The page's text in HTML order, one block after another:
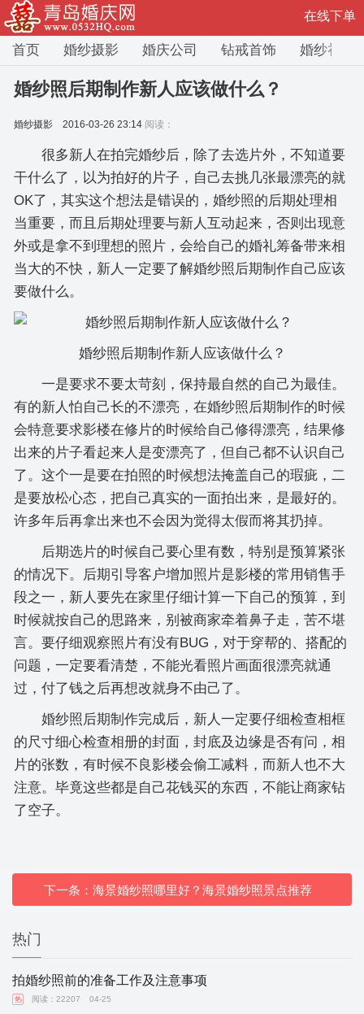
在线下单
首页 婚纱摄影 婚庆公司 钻戒首饰 婚纱礼服
婚纱照后期制作新人应该做什么？
婚纱摄影 2016-03-26 23:14 阅读：
很多新人在拍完婚纱后，除了去选片外，不知道要
干什么了，以为拍好的片子，自己去挑几张最漂亮的就
OK了，其实这个想法是错误的，婚纱照的后期处理相
当重要，而且后期处理要与新人互动起来，否则出现意
外或是拿不到理想的照片，会给自己的婚礼筹备带来相
当大的不快，新人一定要了解婚纱照后期制作自己应该
要做什么。
婚纱照后期制作新人应该做什么？
一是要求不要太苛刻，保持最自然的自己为最佳。
有的新人怕自己长的不漂亮，在婚纱照后期制作的时候
会特意要求影楼在修片的时候给自己修得漂亮，结果修
出来的片子看起来人是变漂亮了，但自己都不认识自己
了。这个一是要在拍照的时候想法掩盖自己的瑕疵，二
是要放松心态，把自己真实的一面拍出来，是最好的。
许多年后再拿出来也不会因为觉得太假而将其扔掉。
后期选片的时候自己要心里有数，特别是预算紧张
的情况下。后期引导客户增加照片是影楼的常用销售手
段之一，新人要先在家里仔细计算一下自己的预算，到
时候就按自己的思路来，别被商家牵着鼻子走，苦不堪
言。要仔细观察照片有没有BUG，对于穿帮的、搭配的
问题，一定要看清楚，不能光看照片画面很漂亮就通
过，付了钱之后再想改就身不由己了。
婚纱照后期制作完成后，新人一定要仔细检查相框
的尺寸细心检查相册的封面，封底及边缘是否有问，相
片的张数，有时候不良影楼会偷工减料，而新人也不大
注意。毕竟这些都是自己花钱买的东西，不能让商家钻
了空子。
下一条：海景婚纱照哪里好？海景婚纱照景点推荐
热门
拍婚纱照前的准备工作及注意事项
热 阅读：22207 04-25